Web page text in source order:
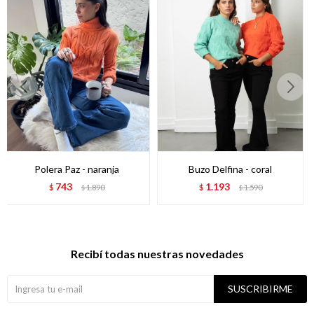
Polera Paz - naranja
$ 743 $1.890
Buzo Delfina - coral
$ 1.193 $1.590
Recibí todas nuestras novedades
SUSCRIBIRME